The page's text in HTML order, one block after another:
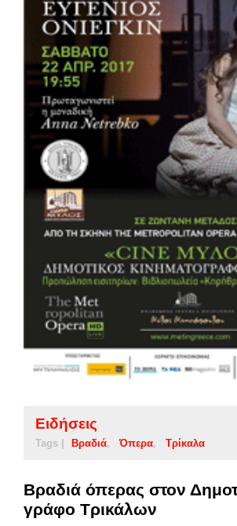
Ειδήσεις
Tags | Βραδιά Όπερα Τρίκαλα
Βραδιά όπερας στον
γράφο Τρικάλων